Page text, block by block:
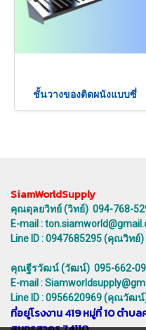
ชั้นวางของติดผนังแบบซี่
SiamWorldSupply
คุณดุลยวิทย์ (วิทย์) 094-768-
E-mail :
Line ID : 0947685295 (คุณวิทย์)
คุณฐีรวัฒน์ (วัฒน์) 095-662-
E-mail :
Line ID : 0956620969 (คุณวัฒ
ที่อยู่โรงงาน 419 หมู่ที่ 10 ตำบ